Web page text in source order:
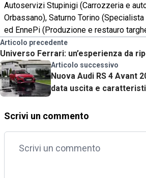
Autoservizi Stupinigi (Carrozzeria e
Orbassano), Saturno Torino
ed EnnePi (Produzione e restauro
Articolo precedente
Universo Ferrari: un’esperienza da
Articolo successivo
Nuova Audi RS 4 Avant
data uscita e
Scrivi un commento